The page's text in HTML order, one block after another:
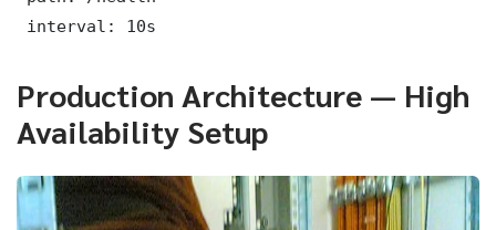
interval: 10s
Production Architecture — High
Availability Setup